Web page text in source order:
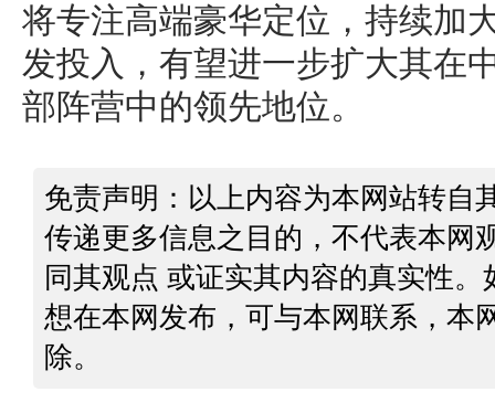
将专注高端豪华定位，持续加
发投入，有望进一步扩大其在
部阵营中的领先地位。
免责声明：以上内容为本网站转自
传递更多信息之目的，不代表本网
同其观点 或证实其内容的真实性
想在本网发布，可与本网联系，本
除。